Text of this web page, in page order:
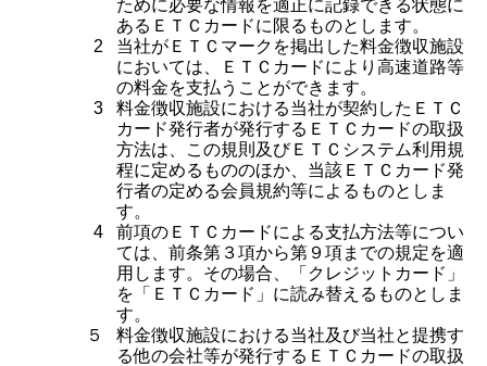
ために必要な情報を適正に記録できる状態に
あるＥＴＣカードに限るものとします。
2 当社がＥＴＣマークを掲出した料金徴収施設
においては、ＥＴＣカードにより高速道路等
の料金を支払うことができます。
3 料金徴収施設における当社が契約したＥＴＣ
カード発行者が発行するＥＴＣカードの取扱
方法は、この規則及びＥＴＣシステム利用規
程に定めるもののほか、当該ＥＴＣカード発
行者の定める会員規約等によるものとしま
す。
4 前項のＥＴＣカードによる支払方法等につい
ては、前条第３項から第９項までの規定を適
用します。その場合、「クレジットカード」
を「ＥＴＣカード」に読み替えるものとしま
す。
５ 料金徴収施設における当社及び当社と提携す
る他の会社等が発行するＥＴＣカードの取扱